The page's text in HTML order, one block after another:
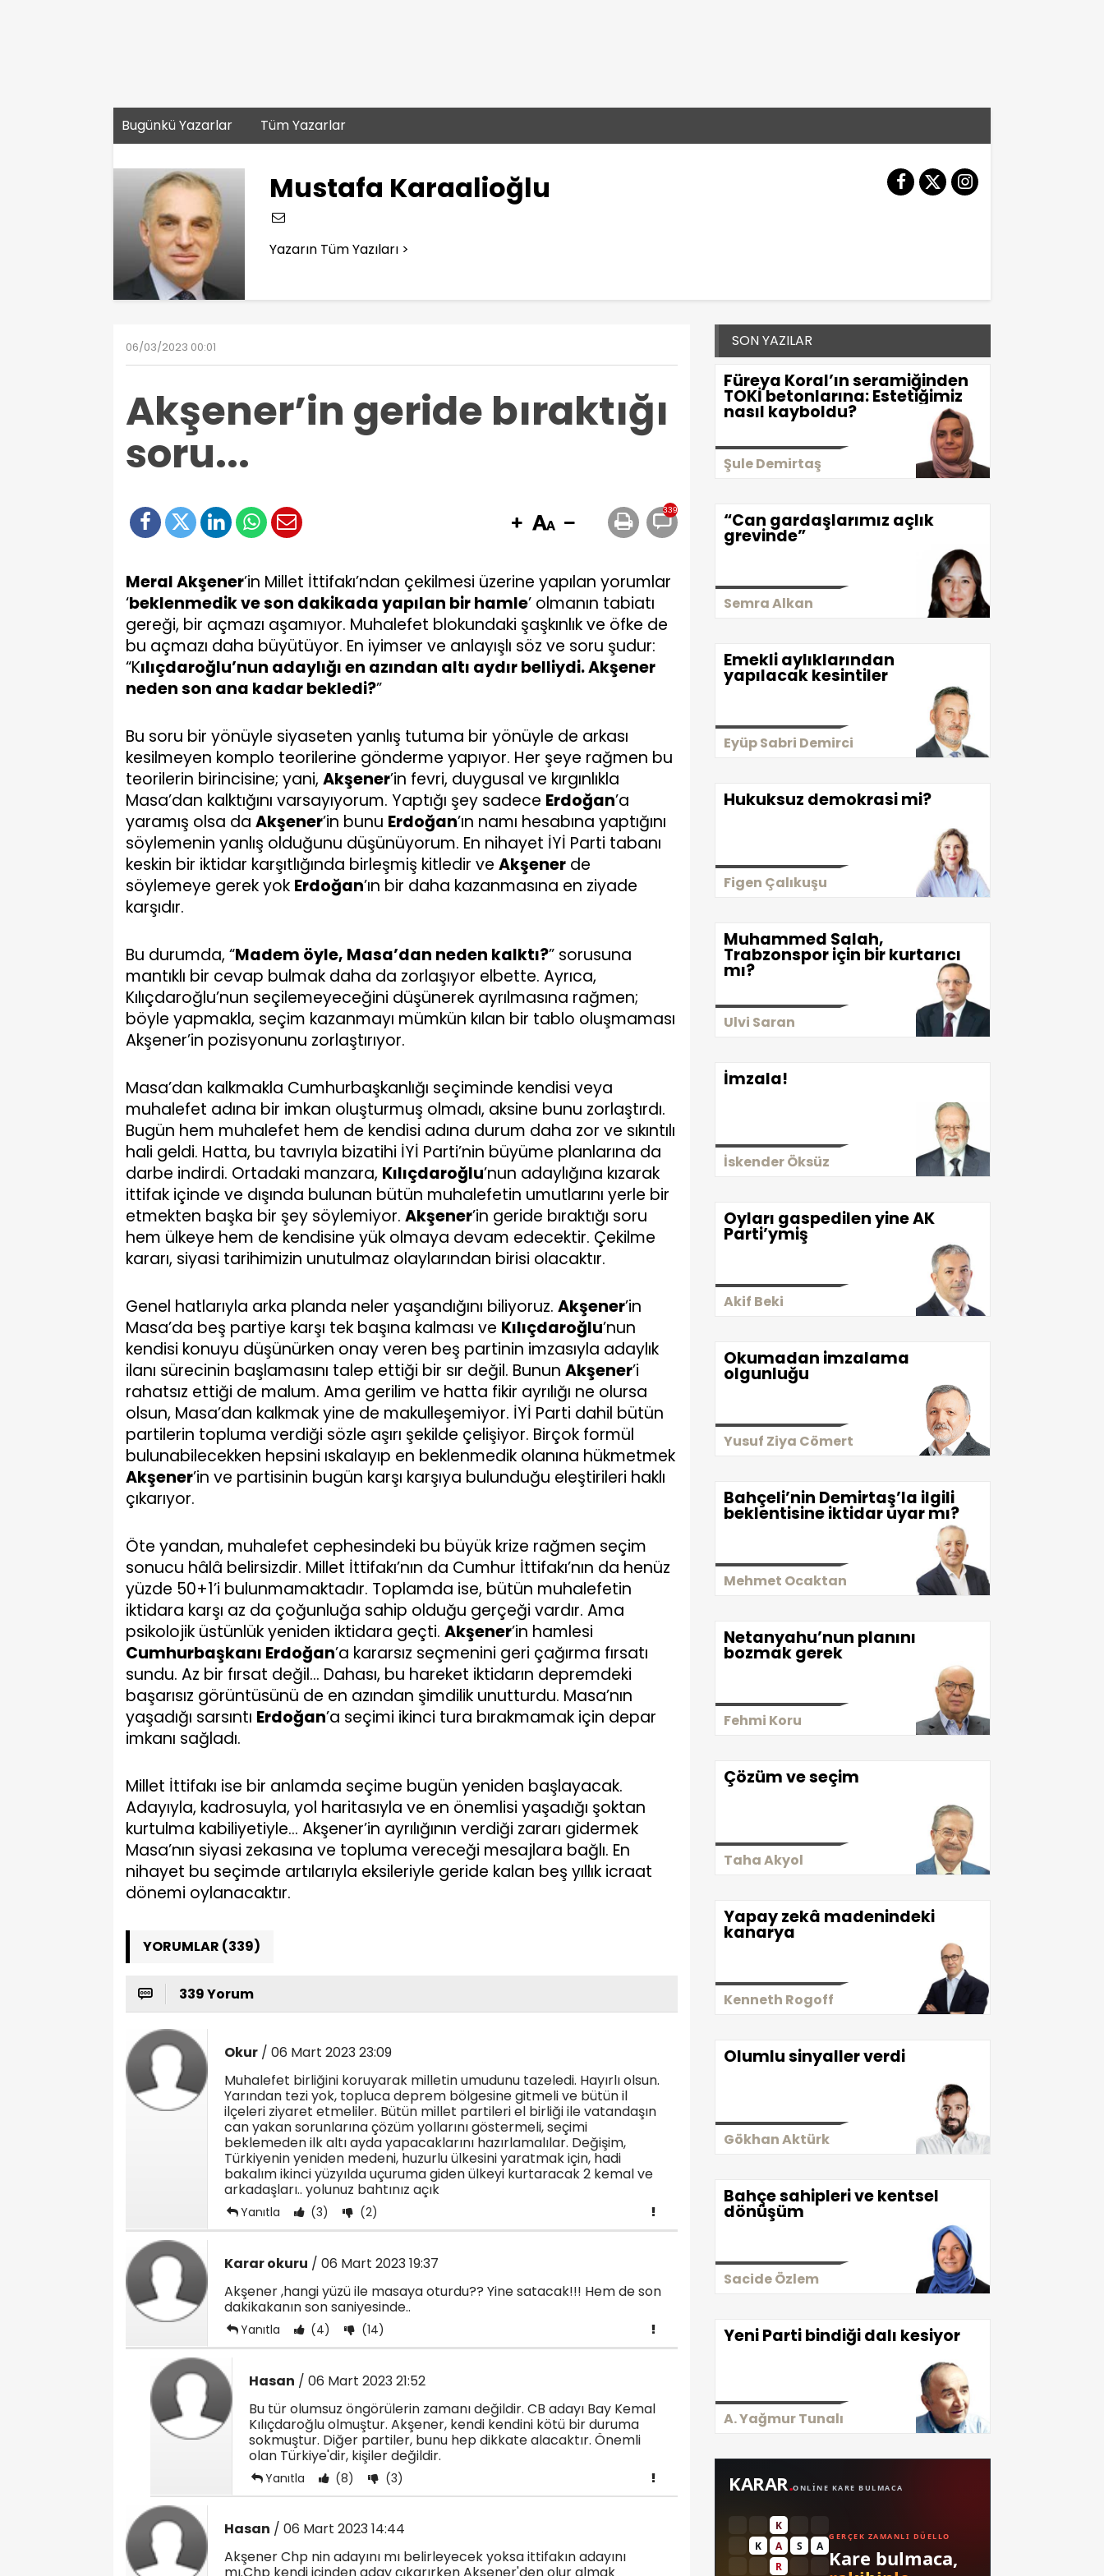
Bugünkü Yazarlar Tüm Yazarlar
Mustafa Karaalioğlu
Yazarın Tüm Yazıları >
06/03/2023 00:01
Akşener’in geride bıraktığı
soru...
339
Meral Akşener’in Millet İttifakı’ndan çekilmesi üzerine yapılan yorumlar
‘beklenmedik ve son dakikada yapılan bir hamle’ olmanın tabiatı
gereği, bir açmazı aşamıyor. Muhalefet blokundaki şaşkınlık ve öfke de
bu açmazı daha büyütüyor. En iyimser ve anlayışlı söz ve soru şudur:
“Kılıçdaroğlu’nun adaylığı en azından altı aydır belliydi. Akşener
neden son ana kadar bekledi?”
Bu soru bir yönüyle siyaseten yanlış tutuma bir yönüyle de arkası
kesilmeyen komplo teorilerine gönderme yapıyor. Her şeye rağmen bu
teorilerin birincisine; yani, Akşener’in fevri, duygusal ve kırgınlıkla
Masa’dan kalktığını varsayıyorum. Yaptığı şey sadece Erdoğan’a
yaramış olsa da Akşener’in bunu Erdoğan’ın namı hesabına yaptığını
söylemenin yanlış olduğunu düşünüyorum. En nihayet İYİ Parti tabanı
keskin bir iktidar karşıtlığında birleşmiş kitledir ve Akşener de
söylemeye gerek yok Erdoğan’ın bir daha kazanmasına en ziyade
karşıdır.
Bu durumda, “Madem öyle, Masa’dan neden kalktı?” sorusuna
mantıklı bir cevap bulmak daha da zorlaşıyor elbette. Ayrıca,
Kılıçdaroğlu’nun seçilemeyeceğini düşünerek ayrılmasına rağmen;
böyle yapmakla, seçim kazanmayı mümkün kılan bir tablo oluşmaması
Akşener’in pozisyonunu zorlaştırıyor.
Masa’dan kalkmakla Cumhurbaşkanlığı seçiminde kendisi veya
muhalefet adına bir imkan oluşturmuş olmadı, aksine bunu zorlaştırdı.
Bugün hem muhalefet hem de kendisi adına durum daha zor ve sıkıntılı
hali geldi. Hatta, bu tavrıyla bizatihi İYİ Parti’nin büyüme planlarına da
darbe indirdi. Ortadaki manzara, Kılıçdaroğlu’nun adaylığına kızarak
ittifak içinde ve dışında bulunan bütün muhalefetin umutlarını yerle bir
etmekten başka bir şey söylemiyor. Akşener’in geride bıraktığı soru
hem ülkeye hem de kendisine yük olmaya devam edecektir. Çekilme
kararı, siyasi tarihimizin unutulmaz olaylarından birisi olacaktır.
Genel hatlarıyla arka planda neler yaşandığını biliyoruz. Akşener’in
Masa’da beş partiye karşı tek başına kalması ve Kılıçdaroğlu’nun
kendisi konuyu düşünürken onay veren beş partinin imzasıyla adaylık
ilanı sürecinin başlamasını talep ettiği bir sır değil. Bunun Akşener’i
rahatsız ettiği de malum. Ama gerilim ve hatta fikir ayrılığı ne olursa
olsun, Masa’dan kalkmak yine de makulleşemiyor. İYİ Parti dahil bütün
partilerin topluma verdiği sözle aşırı şekilde çelişiyor. Birçok formül
bulunabilecekken hepsini ıskalayıp en beklenmedik olanına hükmetmek
Akşener’in ve partisinin bugün karşı karşıya bulunduğu eleştirileri haklı
çıkarıyor.
Öte yandan, muhalefet cephesindeki bu büyük krize rağmen seçim
sonucu hâlâ belirsizdir. Millet İttifakı’nın da Cumhur İttifakı’nın da henüz
yüzde 50+1’i bulunmamaktadır. Toplamda ise, bütün muhalefetin
iktidara karşı az da çoğunluğa sahip olduğu gerçeği vardır. Ama
psikolojik üstünlük yeniden iktidara geçti. Akşener’in hamlesi
Cumhurbaşkanı Erdoğan’a kararsız seçmenini geri çağırma fırsatı
sundu. Az bir fırsat değil… Dahası, bu hareket iktidarın depremdeki
başarısız görüntüsünü de en azından şimdilik unutturdu. Masa’nın
yaşadığı sarsıntı Erdoğan’a seçimi ikinci tura bırakmamak için depar
imkanı sağladı.
Millet İttifakı ise bir anlamda seçime bugün yeniden başlayacak.
Adayıyla, kadrosuyla, yol haritasıyla ve en önemlisi yaşadığı şoktan
kurtulma kabiliyetiyle… Akşener’in ayrılığının verdiği zararı gidermek
Masa’nın siyasi zekasına ve topluma vereceği mesajlara bağlı. En
nihayet bu seçimde artılarıyla eksileriyle geride kalan beş yıllık icraat
dönemi oylanacaktır.
YORUMLAR (339)
339 Yorum
Okur / 06 Mart 2023 23:09
Muhalefet birliğini koruyarak milletin umudunu tazeledi. Hayırlı olsun.
Yarından tezi yok, topluca deprem bölgesine gitmeli ve bütün il
ilçeleri ziyaret etmeliler. Bütün millet partileri el birliği ile vatandaşın
can yakan sorunlarına çözüm yollarını göstermeli, seçimi
beklemeden ilk altı ayda yapacaklarını hazırlamalılar. Değişim,
Türkiyenin yeniden medeni, huzurlu ülkesini yaratmak için, hadi
bakalım ikinci yüzyılda uçuruma giden ülkeyi kurtaracak 2 kemal ve
arkadaşları.. yolunuz bahtınız açık
Yanıtla (3) (2)
Karar okuru / 06 Mart 2023 19:37
Akşener ,hangi yüzü ile masaya oturdu?? Yine satacak!!! Hem de son
dakikakanın son saniyesinde..
Yanıtla (4) (14)
Hasan / 06 Mart 2023 21:52
Bu tür olumsuz öngörülerin zamanı değildir. CB adayı Bay Kemal
Kılıçdaroğlu olmuştur. Akşener, kendi kendini kötü bir duruma
sokmuştur. Diğer partiler, bunu hep dikkate alacaktır. Önemli
olan Türkiye'dir, kişiler değildir.
Yanıtla (8) (3)
Hasan / 06 Mart 2023 14:44
Akşener Chp nin adayını mı belirleyecek yoksa ittifakın adayını
SON YAZILAR
Füreya Koral’ın seramiğinden
TOKİ betonlarına: Estetiğimiz
nasıl kayboldu?
Şule Demirtaş
“Can gardaşlarımız açlık
grevinde”
Semra Alkan
Emekli aylıklarından
yapılacak kesintiler
Eyüp Sabri Demirci
Hukuksuz demokrasi mi?
Figen Çalıkuşu
Muhammed Salah,
Trabzonspor için bir kurtarıcı
mı?
Ulvi Saran
İmzala!
İskender Öksüz
Oyları gaspedilen yine AK
Parti’ymiş
Akif Beki
Okumadan imzalama
olgunluğu
Yusuf Ziya Cömert
Bahçeli’nin Demirtaş’la ilgili
beklentisine iktidar uyar mı?
Mehmet Ocaktan
Netanyahu’nun planını
bozmak gerek
Fehmi Koru
Çözüm ve seçim
Taha Akyol
Yapay zekâ madenindeki
kanarya
Kenneth Rogoff
Olumlu sinyaller verdi
Gökhan Aktürk
Bahçe sahipleri ve kentsel
dönüşüm
Sacide Özlem
Yeni Parti bindiği dalı kesiyor
A. Yağmur Tunalı